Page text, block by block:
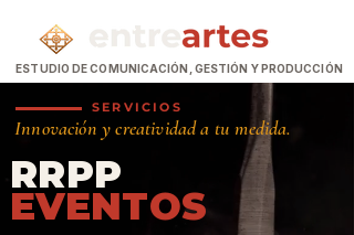
ESTUDIO DE COMUNICACIÓN, GESTIÓN Y PRODUCCIÓN
SERVICIOS
Innovación y creatividad a tu medida.
RRPP
EVENTOS